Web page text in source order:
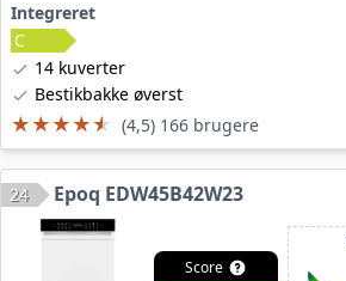
Integreret
14 kuverter
Bestikbakke øverst
★★★★★
★★★★★ (4,5) 166 brugere
24 Epoq EDW45B42W23
Score